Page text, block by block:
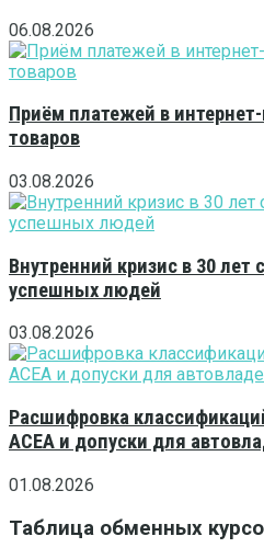
06.08.2026
Приём платежей в
товаров
03.08.2026
Внутренний кризис в 30 лет
успешных людей
03.08.2026
Расшифровка
ACEA и допуски для
01.08.2026
Таблица обменных